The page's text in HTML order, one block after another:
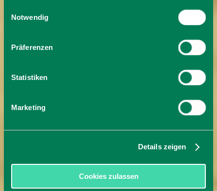
Cookies, wenn Sie unsere Webseite weiterhin nutzen.
Notwendig
Präferenzen
Statistiken
Marketing
Details zeigen
Cookies zulassen